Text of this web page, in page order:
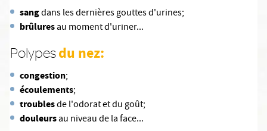
sangdans les dernières gouttes d'urines;
brûluresau moment d'uriner...
Polypesdu nez:
congestion;
écoulements;
troublesde l'odorat et du goût;
douleursau niveau de la face...